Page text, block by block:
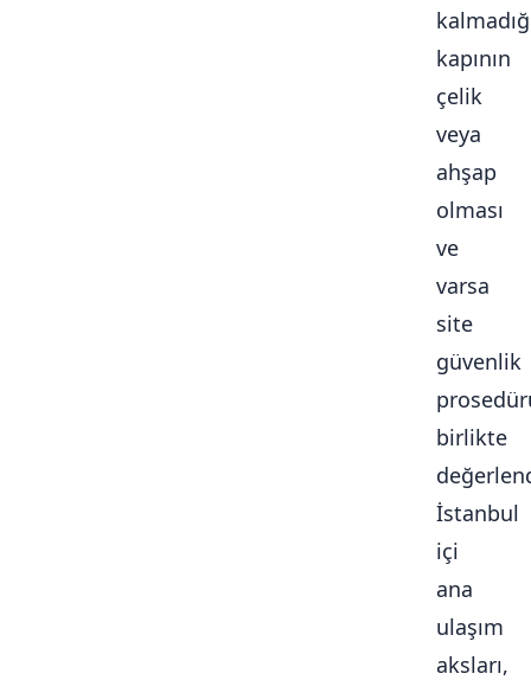
kapının
çelik
veya
ahşap
olması
ve
varsa
site
güvenlik
birlikte
İstanbul
içi
ana
ulaşım
aksları,